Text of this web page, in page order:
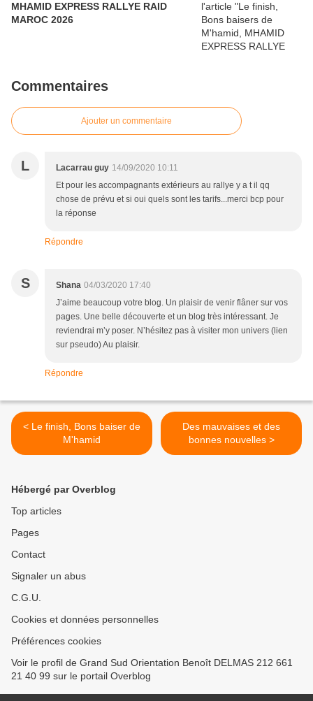
MHAMID EXPRESS RALLYE RAID
MAROC 2026
Commentaires
Ajouter un commentaire
L Lacarrau guy 14/09/2020 10:11
Et pour les accompagnants extérieurs au rallye y a t il qq
chose de prévu et si oui quels sont les tarifs...merci bcp pour
la réponse
Répondre
S Shana 04/03/2020 17:40
J’aime beaucoup votre blog. Un plaisir de venir flâner sur vos
pages. Une belle découverte et un blog très intéressant. Je
reviendrai m’y poser. N’hésitez pas à visiter mon univers (lien
sur pseudo) Au plaisir.
Répondre
< Le finish, Bons baiser de
M'hamid
Des mauvaises et des
bonnes nouvelles >
Hébergé par Overblog
Top articles
Pages
Contact
Signaler un abus
C.G.U.
Cookies et données personnelles
Préférences cookies
Voir le profil de Grand Sud Orientation Benoît DELMAS 212 661
21 40 99 sur le portail Overblog